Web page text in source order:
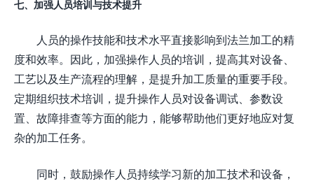
七、加强人员培训与技术提升
人员的操作技能和技术水平直接影响到法兰加工的精
度和效率。因此，加强操作人员的培训，提高其对设备、
工艺以及生产流程的理解，是提升加工质量的重要手段。
定期组织技术培训，提升操作人员对设备调试、参数设
置、故障排查等方面的能力，能够帮助他们更好地应对复
杂的加工任务。
同时，鼓励操作人员持续学习新的加工技术和设备，